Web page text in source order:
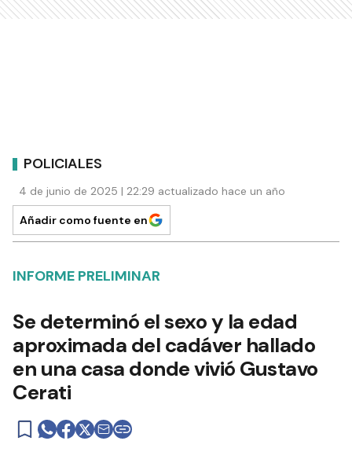
POLICIALES
4 de junio de 2025 | 22:29 actualizado hace un año
Añadir como fuente en
INFORME PRELIMINAR
Se determinó el sexo y la edad
aproximada del cadáver hallado
en una casa donde vivió Gustavo
Cerati